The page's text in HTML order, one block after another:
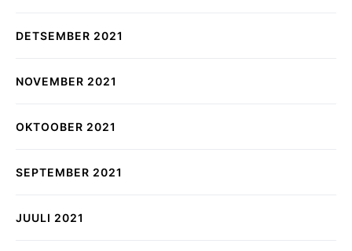
DETSEMBER 2021
NOVEMBER 2021
OKTOOBER 2021
SEPTEMBER 2021
JUULI 2021